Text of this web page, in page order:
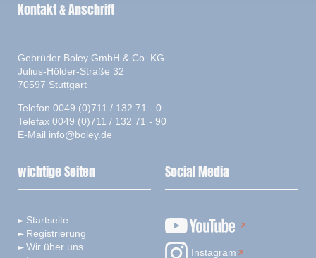
Kontakt & Anschrift
Gebrüder Boley GmbH & Co. KG
Julius-Hölder-Straße 32
70597 Stuttgart
Telefon 0049 (0)711 / 132 71 - 0
Telefax 0049 (0)711 / 132 71 - 90
E-Mail info@boley.de
wichtige Seiten
Startseite
Registrierung
Wir über uns
Social Media
Instagram